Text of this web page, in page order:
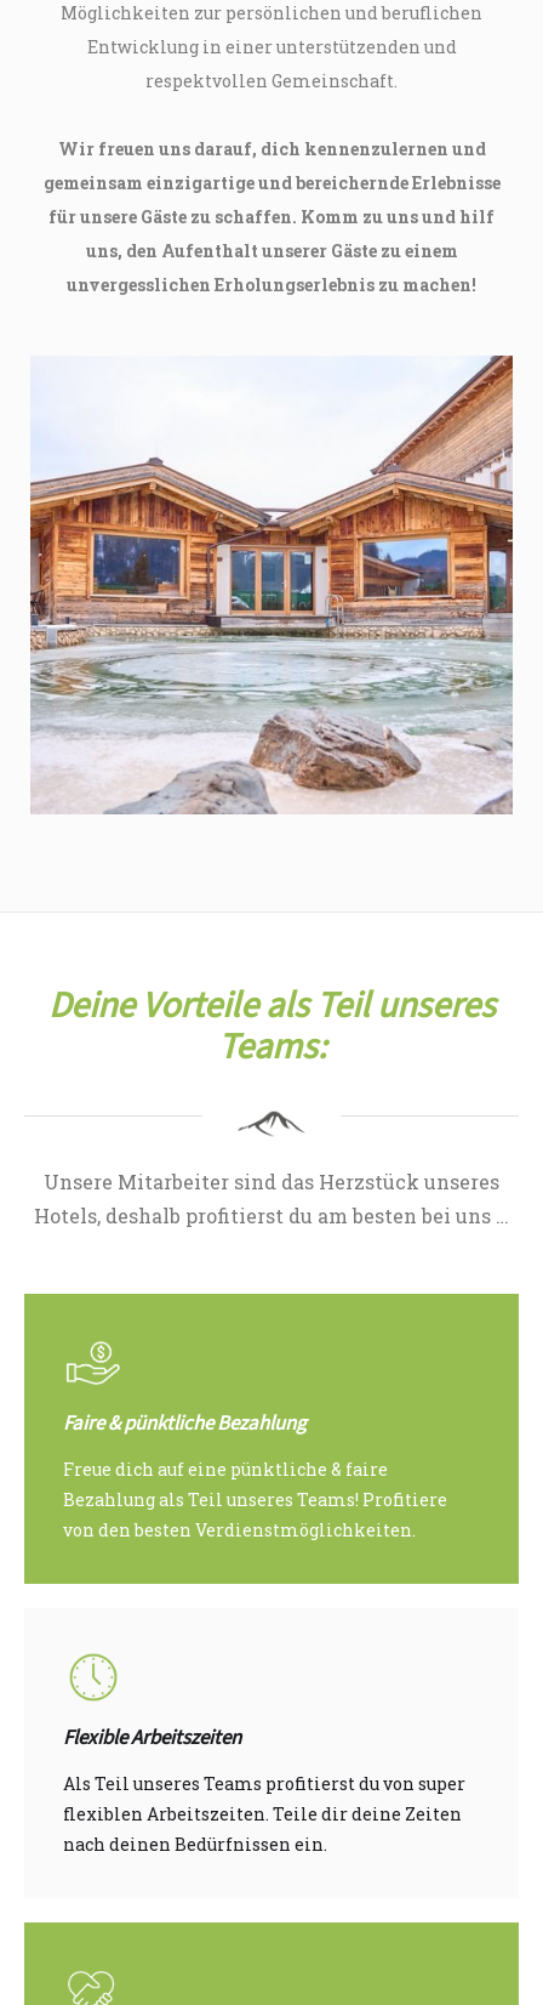
Möglichkeiten zur persönlichen und beruflichen
Entwicklung in einer unterstützenden und
respektvollen Gemeinschaft.
Wir freuen uns darauf, dich kennenzulernen und
gemeinsam einzigartige und bereichernde Erlebnisse
für unsere Gäste zu schaffen. Komm zu uns und hilf
uns, den Aufenthalt unserer Gäste zu einem
unvergesslichen Erholungserlebnis zu machen!
Deine Vorteile als Teil unseres
Teams:
Unsere Mitarbeiter sind das Herzstück unseres
Hotels, deshalb profitierst du am besten bei uns …
Faire & pünktliche Bezahlung
Freue dich auf eine pünktliche & faire
Bezahlung als Teil unseres Teams! Profitiere
von den besten Verdienstmöglichkeiten.
Flexible Arbeitszeiten
Als Teil unseres Teams profitierst du von super
flexiblen Arbeitszeiten. Teile dir deine Zeiten
nach deinen Bedürfnissen ein.